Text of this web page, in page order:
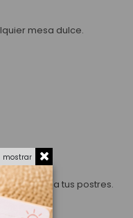
mesa dulce.
parisino a tus postres.
mostrar